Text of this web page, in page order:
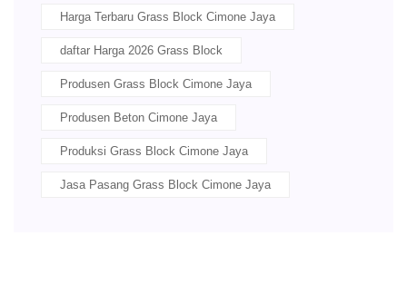
Harga Terbaru Grass Block Cimone Jaya
daftar Harga 2026 Grass Block
Produsen Grass Block Cimone Jaya
Produsen Beton Cimone Jaya
Produksi Grass Block Cimone Jaya
Jasa Pasang Grass Block Cimone Jaya